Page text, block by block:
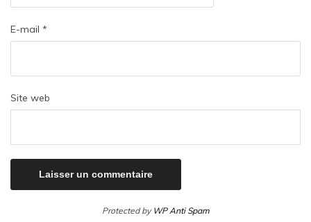
E-mail *
Site web
Protected by WP Anti Spam